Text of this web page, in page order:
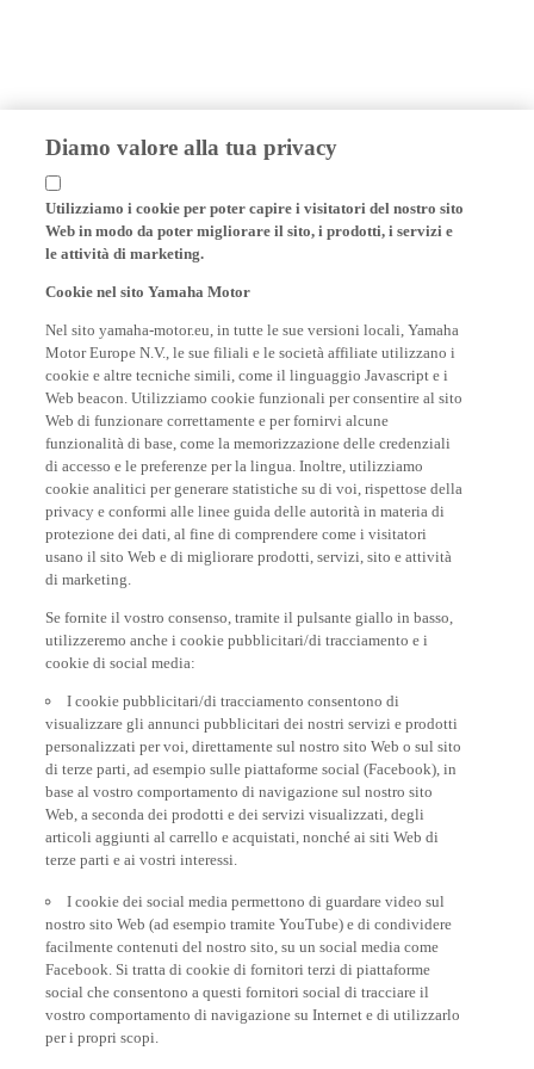
Diamo valore alla tua privacy
Utilizziamo i cookie per poter capire i visitatori del nostro sito
Web in modo da poter migliorare il sito, i prodotti, i servizi e
le attività di marketing.
Cookie nel sito Yamaha Motor
Nel sito yamaha-motor.eu, in tutte le sue versioni locali, Yamaha
Motor Europe N.V., le sue filiali e le società affiliate utilizzano i
cookie e altre tecniche simili, come il linguaggio Javascript e i
Web beacon. Utilizziamo cookie funzionali per consentire al sito
Web di funzionare correttamente e per fornirvi alcune
funzionalità di base, come la memorizzazione delle credenziali
di accesso e le preferenze per la lingua. Inoltre, utilizziamo
cookie analitici per generare statistiche su di voi, rispettose della
privacy e conformi alle linee guida delle autorità in materia di
protezione dei dati, al fine di comprendere come i visitatori
usano il sito Web e di migliorare prodotti, servizi, sito e attività
di marketing.
Se fornite il vostro consenso, tramite il pulsante giallo in basso,
utilizzeremo anche i cookie pubblicitari/di tracciamento e i
cookie di social media:
I cookie pubblicitari/di tracciamento consentono di
visualizzare gli annunci pubblicitari dei nostri servizi e prodotti
personalizzati per voi, direttamente sul nostro sito Web o sul sito
di terze parti, ad esempio sulle piattaforme social (Facebook), in
base al vostro comportamento di navigazione sul nostro sito
Web, a seconda dei prodotti e dei servizi visualizzati, degli
articoli aggiunti al carrello e acquistati, nonché ai siti Web di
terze parti e ai vostri interessi.
I cookie dei social media permettono di guardare video sul
nostro sito Web (ad esempio tramite YouTube) e di condividere
facilmente contenuti del nostro sito, su un social media come
Facebook. Si tratta di cookie di fornitori terzi di piattaforme
social che consentono a questi fornitori social di tracciare il
vostro comportamento di navigazione su Internet e di utilizzarlo
per i propri scopi.